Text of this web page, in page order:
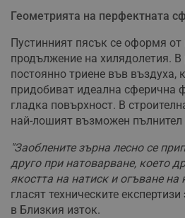
Геометрията на перфектната
Пустинният пясък се оформя от
продължение на хилядолетия. В
постоянно триене във въздуха,
придобиват идеална сферична
гладка повърхност. В
най-лошият възможен пълнител
"Заоблените зърна лесно се
друго при натоварване, което
якостта на натиск и огъване на
гласят техническите
в Близкия изток.